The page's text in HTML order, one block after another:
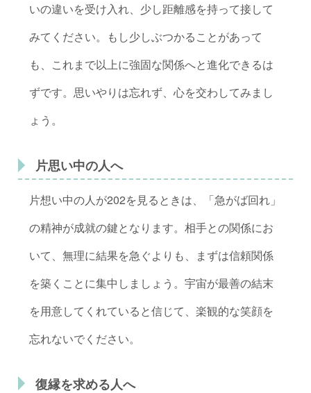
いの違いを受け入れ、少し距離感を持って接して
みてください。もし少しぶつかることがあって
も、これまで以上に強固な関係へと進化できるは
ずです。思いやりは忘れず、心を交わしてみまし
ょう。
片思い中の人へ
片想い中の人が202を見るときは、「急がば回れ」
の精神が成就の鍵となります。相手との関係にお
いて、無理に結果を急ぐよりも、まずは信頼関係
を築くことに集中しましょう。宇宙が最善の結末
を用意してくれていると信じて、楽観的な笑顔を
忘れないでください。
復縁を求める人へ